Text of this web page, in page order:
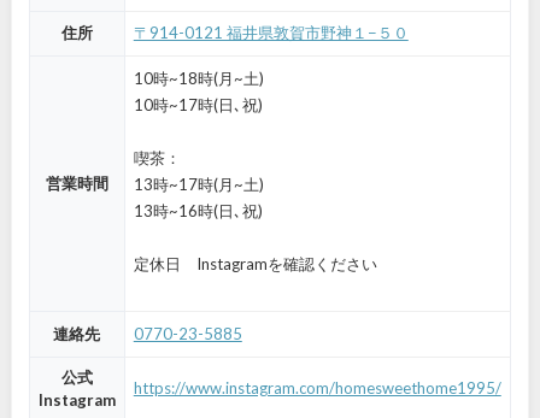
住所 〒914-0121 福井県敦賀市野神１−５０
営業時間
10時~18時(月~土)
10時~17時(日､祝)
喫茶：
13時~17時(月~土)
13時~16時(日､祝)
定休日 Instagramを確認ください
連絡先 0770-23-5885
公式
Instagram
https://www.instagram.com/homesweethome1995/